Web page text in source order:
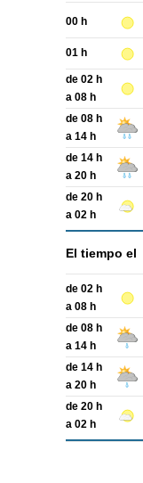
00 h
01 h
de 02 h
a 08 h
de 08 h
a 14 h
de 14 h
a 20 h
de 20 h
a 02 h
El tiempo el
de 02 h
a 08 h
de 08 h
a 14 h
de 14 h
a 20 h
de 20 h
a 02 h